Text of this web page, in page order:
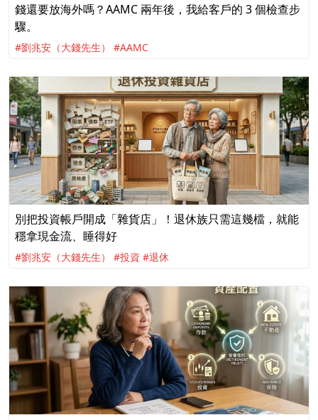
錢還要放海外嗎？AAMC 兩年後，我給客戶的 3 個檢查步
驟。
#劉兆安（大錢先生） #AAMC
別把投資帳戶開成「雜貨店」！退休族只需這幾檔，就能
穩拿現金流、睡得好
#劉兆安（大錢先生） #投資 #退休